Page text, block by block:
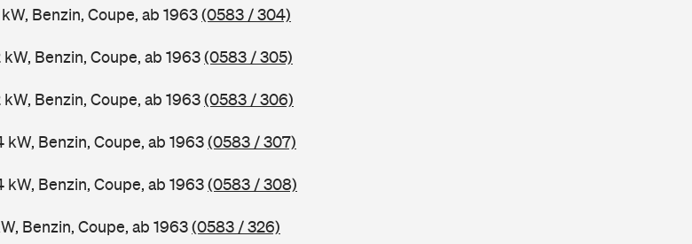
kW, Benzin, Coupe, ab 1963(0583 / 304)
kW, Benzin, Coupe, ab 1963(0583 / 305)
kW, Benzin, Coupe, ab 1963(0583 / 306)
kW, Benzin, Coupe, ab 1963(0583 / 307)
kW, Benzin, Coupe, ab 1963(0583 / 308)
Benzin, Coupe, ab 1963(0583 / 326)